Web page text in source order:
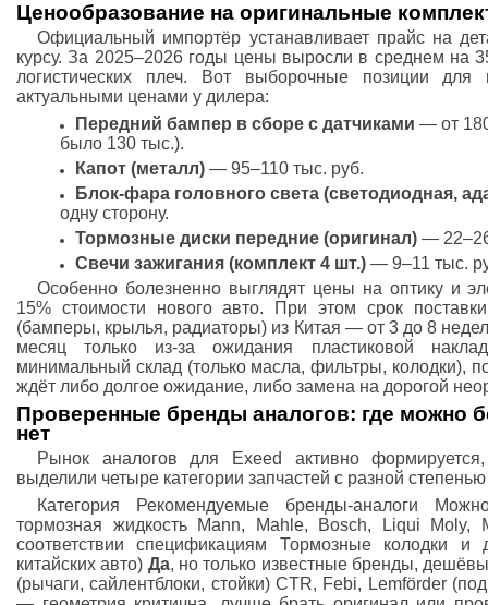
Ценообразование на оригинальные
Официальный импортёр устанавливает прайс на
курсу. За 2025–2026 годы цены выросли в среднем на
логистических плеч. Вот выборочные позиции
актуальными ценами у дилера:
Передний бампер в сборе с датчиками — от
было 130 тыс.).
Капот (металл) — 95–110 тыс. руб.
Блок-фара головного света (светодиодная,
одну сторону.
Тормозные диски передние (оригинал) —
Свечи зажигания (комплект 4 шт.) — 9–11 тыс.
Особенно болезненно выглядят цены на оптику и
15% стоимости нового авто. При этом срок
(бамперы, крылья, радиаторы) из Китая — от 3 до 8
месяц только из-за ожидания пластиковой
минимальный склад (только масла, фильтры, колодки),
ждёт либо долгое ожидание, либо замена на дорогой
Проверенные бренды аналогов: где можно
нет
Рынок аналогов для Exeed активно
выделили четыре категории запчастей с разной
Категория Рекомендуемые бренды-аналоги
тормозная жидкость Mann, Mahle, Bosch, Liqui Moly,
соответствии спецификациям Тормозные колодки
китайских авто) Да, но только известные бренды,
(рычаги, сайлентблоки, стойки) CTR, Febi, Lemförder